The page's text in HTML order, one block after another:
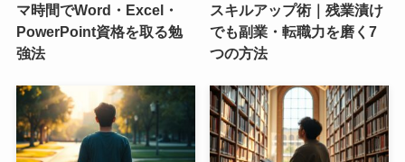
マ時間でWord・Excel・
PowerPoint資格を取る勉
強法
スキルアップ術｜残業漬け
でも副業・転職力を磨く7
つの方法